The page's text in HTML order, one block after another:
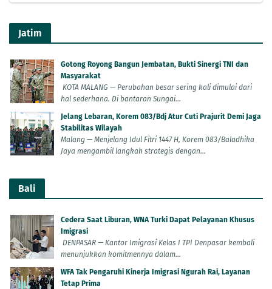
Jatim
Gotong Royong Bangun Jembatan, Bukti Sinergi TNI dan
Masyarakat
KOTA MALANG — Perubahan besar sering kali dimulai dari
hal sederhana. Di bantaran Sungai...
Jelang Lebaran, Korem 083/Bdj Atur Cuti Prajurit Demi Jaga
Stabilitas Wilayah
Malang — Menjelang Idul Fitri 1447 H, Korem 083/Baladhika
Jaya mengambil langkah strategis dengan...
Bali
Cedera Saat Liburan, WNA Turki Dapat Pelayanan Khusus
Imigrasi
DENPASAR — Kantor Imigrasi Kelas I TPI Denpasar kembali
menunjukkan komitmennya dalam...
WFA Tak Pengaruhi Kinerja Imigrasi Ngurah Rai, Layanan
Tetap Prima